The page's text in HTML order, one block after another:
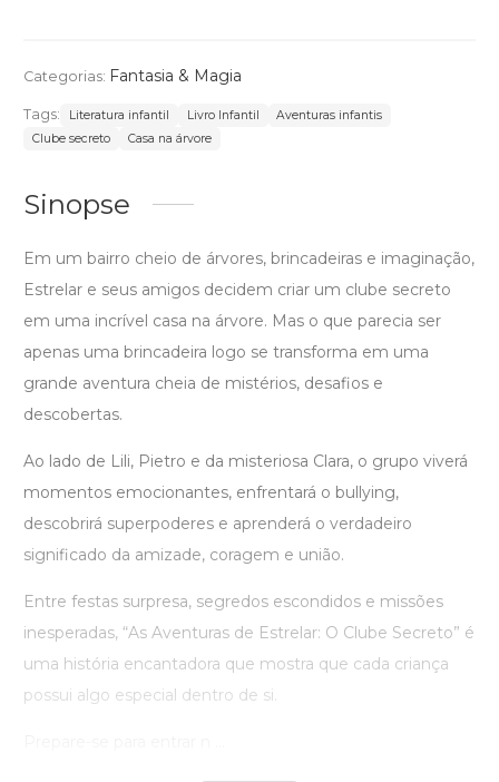
Categorias: Fantasia & Magia
Tags: Literatura infantil Livro Infantil
Aventuras infantis
Clube secreto
Casa na árvore
Sinopse
Em um bairro cheio de árvores, brincadeiras e imaginação,
Estrelar e seus amigos decidem criar um clube secreto
em uma incrível casa na árvore. Mas o que parecia ser
apenas uma brincadeira logo se transforma em uma
grande aventura cheia de mistérios, desafios e
descobertas.
Ao lado de Lili, Pietro e da misteriosa Clara, o grupo viverá
momentos emocionantes, enfrentará o bullying,
descobrirá superpoderes e aprenderá o verdadeiro
significado da amizade, coragem e união.
Entre festas surpresa, segredos escondidos e missões
inesperadas, “As Aventuras de Estrelar: O Clube Secreto” é
uma história encantadora que mostra que cada criança
possui algo especial dentro de si.